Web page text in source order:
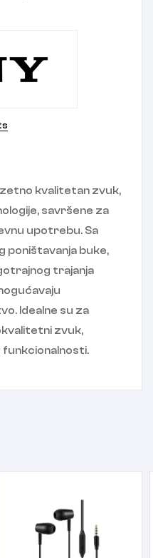
kvalitetan zvuk,
savršene za
upotrebu. Sa
poništavanja buke,
trajanja
Idealne su za
zvuk,
funkcionalnosti.